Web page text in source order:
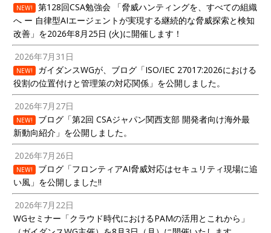
NEW!
第128回CSA勉強会 「脅威ハンティングを、すべての組織
へ ー 自律型AIエージェントが実現する継続的な脅威探索と検知
改善」を2026年8月25日 (火)に開催します！
2026年7月31日
NEW!
ガイダンスWGが、ブログ「ISO/IEC 27017:2026における
役割の位置付けと管理策の対応関係」を公開しました。
2026年7月27日
NEW!
ブログ「第2回 CSAジャパン関西支部 開発者向け海外最
新動向紹介」を公開しました。
2026年7月26日
NEW!
ブログ「フロンティアAI脅威対応はセキュリティ現場に追
い風」を公開しました!!
2026年7月22日
WGセミナー「クラウド時代におけるPAMの活用とこれから」